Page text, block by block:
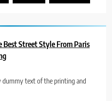
Best Street Style From Paris
dummy text of the printing and